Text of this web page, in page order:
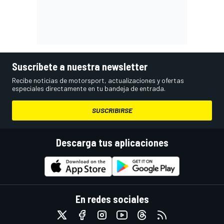
Suscríbete a nuestra newsletter
Recibe noticias de motorsport, actualizaciones y ofertas
especiales directamente en tu bandeja de entrada.
SUSCRIBIRSE
Descarga tus aplicaciones
En redes sociales